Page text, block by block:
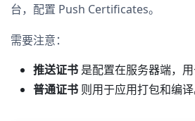
台，配置 Push Certificates。
需要注意：
推送证书 是配置在服务器端，用
普通证书 则用于应用打包和编译